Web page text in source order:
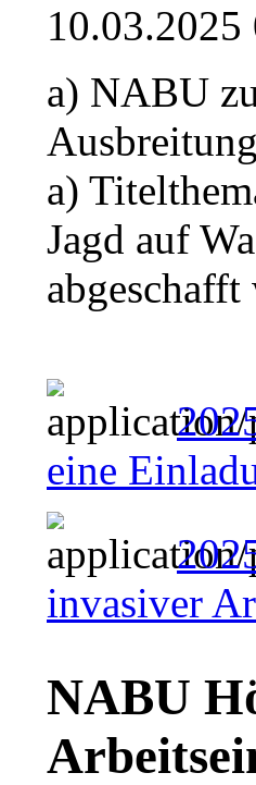
10.03.2025
a) NABU
a)
Jagd auf
abgeschafft
eine
invasiver
NABU